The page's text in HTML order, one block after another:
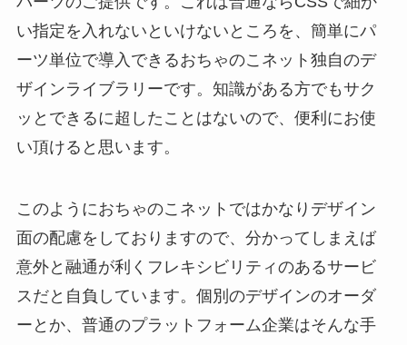
い指定を入れないといけないところを、簡単にパ
ーツ単位で導入できるおちゃのこネット独自のデ
ザインライブラリーです。知識がある方でもサク
ッとできるに超したことはないので、便利にお使
い頂けると思います。
このようにおちゃのこネットではかなりデザイン
面の配慮をしておりますので、分かってしまえば
意外と融通が利くフレキシビリティのあるサービ
スだと自負しています。個別のデザインのオーダ
ーとか、普通のプラットフォーム企業はそんな手